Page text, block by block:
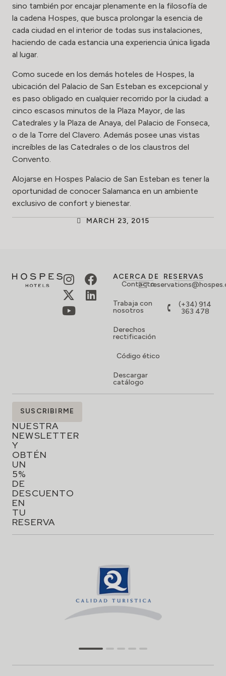
sino también por encajar plenamente en la filosofía de
la cadena Hospes, que busca prolongar la esencia de
cada ciudad en el interior de todas sus instalaciones,
haciendo de cada estancia una experiencia única ligada
al lugar.
Como sucede en los demás hoteles de Hospes, la
ubicación del Palacio de San Esteban es excepcional y
es paso obligado en cualquier recorrido por la ciudad: a
cinco escasos minutos de la Plaza Mayor, de las
Catedrales y la Plaza de Anaya, del Palacio de Fonseca,
o de la Torre del Clavero. Además posee unas vistas
increíbles de las Catedrales o de los claustros del
Convento.
Alojarse en Hospes Palacio de San Esteban es tener la
oportunidad de conocer Salamanca en un ambiente
exclusivo de confort y bienestar.
MARCH 23, 2015
ACERCA DE
Contacto
Trabaja con
nosotros
Derechos
rectificación
Código ético
Descargar
catálogo
RESERVAS
(+34) 914
363 478
SUSCRÍBETE
NUESTRA
NEWSLETTER
Y
OBTÉN
UN
5%
DE
DESCUENTO
EN
TU
RESERVA
SUSCRIBIRME